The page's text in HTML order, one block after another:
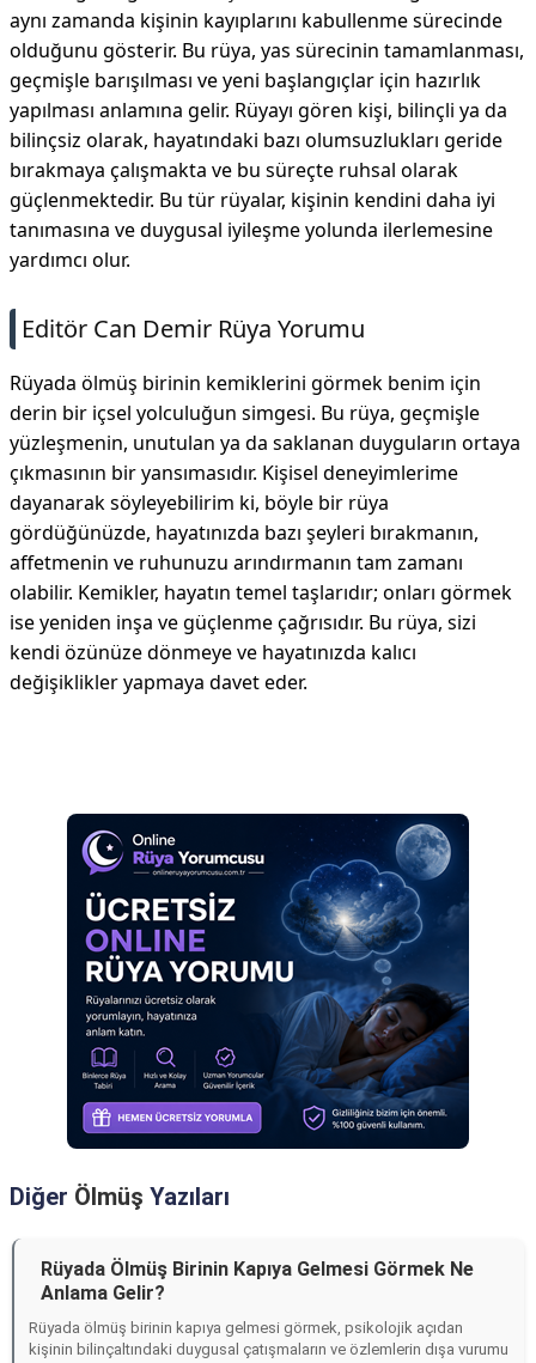
aynı zamanda kişinin kayıplarını kabullenme sürecinde
olduğunu gösterir. Bu rüya, yas sürecinin tamamlanması,
geçmişle barışılması ve yeni başlangıçlar için hazırlık
yapılması anlamına gelir. Rüyayı gören kişi, bilinçli ya da
bilinçsiz olarak, hayatındaki bazı olumsuzlukları geride
bırakmaya çalışmakta ve bu süreçte ruhsal olarak
güçlenmektedir. Bu tür rüyalar, kişinin kendini daha iyi
tanımasına ve duygusal iyileşme yolunda ilerlemesine
yardımcı olur.
Editör Can Demir Rüya Yorumu
Rüyada ölmüş birinin kemiklerini görmek benim için
derin bir içsel yolculuğun simgesi. Bu rüya, geçmişle
yüzleşmenin, unutulan ya da saklanan duyguların ortaya
çıkmasının bir yansımasıdır. Kişisel deneyimlerime
dayanarak söyleyebilirim ki, böyle bir rüya
gördüğünüzde, hayatınızda bazı şeyleri bırakmanın,
affetmenin ve ruhunuzu arındırmanın tam zamanı
olabilir. Kemikler, hayatın temel taşlarıdır; onları görmek
ise yeniden inşa ve güçlenme çağrısıdır. Bu rüya, sizi
kendi özünüze dönmeye ve hayatınızda kalıcı
değişiklikler yapmaya davet eder.
Diğer Ölmüş Yazıları
Rüyada Ölmüş Birinin Kapıya Gelmesi Görmek Ne
Anlama Gelir?
Rüyada ölmüş birinin kapıya gelmesi görmek, psikolojik açıdan
kişinin bilinçaltındaki duygusal çatışmaların ve özlemlerin dışa vurumu